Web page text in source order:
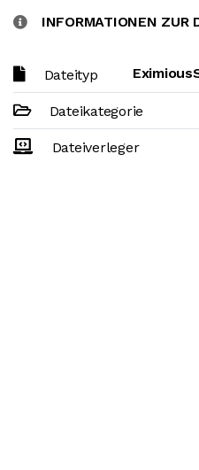
INFORMATIONEN ZUR
Dateityp
Dateikategorie
Dateiverleger